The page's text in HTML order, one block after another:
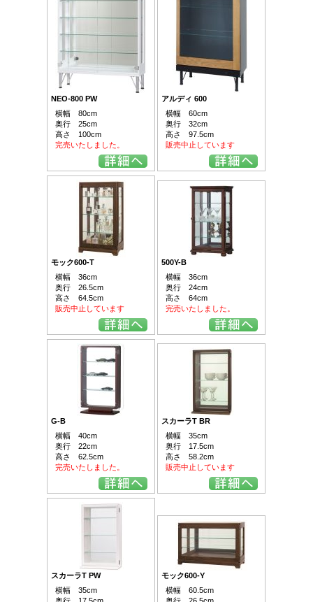
NEO-800 PW
横幅 80cm
奥行 25cm
高さ 100cm
完売いたしました。
アルディ 600
横幅 60cm
奥行 32cm
高さ 97.5cm
販売中止しています
モック600-T
横幅 36cm
奥行 26.5cm
高さ 64.5cm
販売中止しています
500Y-B
横幅 36cm
奥行 24cm
高さ 64cm
完売いたしました。
G-B
横幅 40cm
奥行 22cm
高さ 62.5cm
完売いたしました。
スカーラT BR
横幅 35cm
奥行 17.5cm
高さ 58.2cm
販売中止しています
スカーラT PW
横幅 35cm
モック600-Y
横幅 60.5cm